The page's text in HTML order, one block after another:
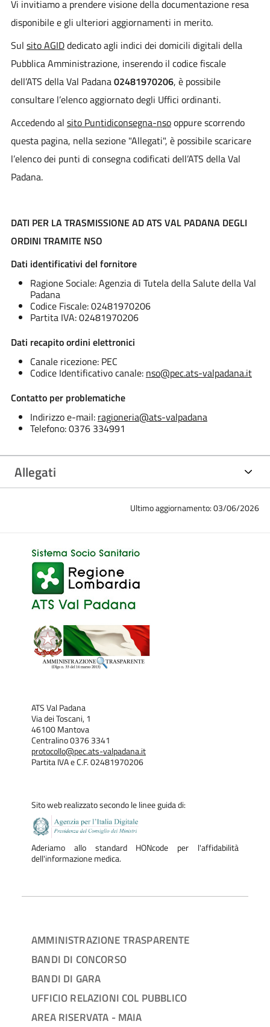
Vi invitiamo a prendere visione della documentazione resa
disponibile e gli ulteriori aggiornamenti in merito.
Sul sito AGIDdedicato agli indici dei domicili digitali della
Pubblica Amministrazione, inserendo il codice fiscale
dell’ATS della Val Padana02481970206, è possibile
consultare l’elenco aggiornato degli Uffici ordinanti.
Accedendo al sito Puntidiconsegna-nsooppure scorrendo
questa pagina, nella sezione "Allegati", è possibile scaricare
l’elenco dei punti di consegna codificati dell’ATS della Val
Padana.
DATI PER LA TRASMISSIONE AD ATS VAL PADANA DEGLI
ORDINI TRAMITE NSO
Dati identificativi del fornitore
Ragione Sociale: Agenzia di Tutela della Salute della Val
Padana
Codice Fiscale: 02481970206
Partita IVA: 02481970206
Dati recapito ordini elettronici
Canale ricezione: PEC
Codice Identificativo canale: nso@pec.ats-valpadana.it
Contatto per problematiche
Indirizzo e-mail: ragioneria@ats-valpadana
Telefono: 0376 334991
Allegati
Ultimo aggiornamento: 03/06/2026
ATS Val Padana
Via dei Toscani, 1
46100 Mantova
Centralino 0376 3341
protocollo@pec.ats-valpadana.it
Partita IVA e C.F. 02481970206
Sito web realizzato secondo le linee guida di:
Aderiamo allo standard HONcode per l'affidabilità
dell'informazione medica.
AMMINISTRAZIONE TRASPARENTE
BANDI DI CONCORSO
BANDI DI GARA
UFFICIO RELAZIONI COL PUBBLICO
AREA RISERVATA - MAIA